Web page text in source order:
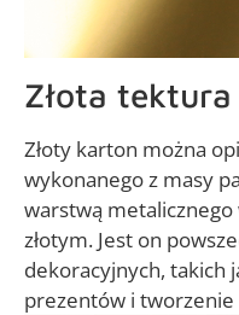
Złota tektura
Złoty karton można
wykonanego z masy
warstwą
złotym. Jest on
dekoracyjnych, takich
prezentów i tworzenie